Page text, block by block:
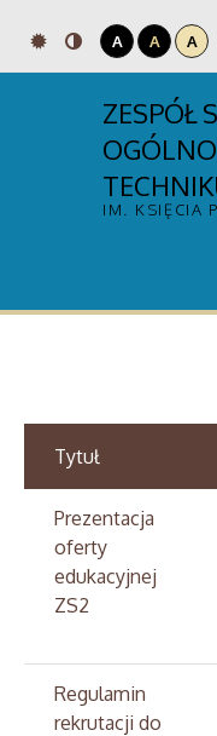
A A A
ZESPÓŁ
IM. KSIĘCIA
Tytuł
Prezentacja
oferty
edukacyjnej
ZS2
Regulamin
rekrutacji do